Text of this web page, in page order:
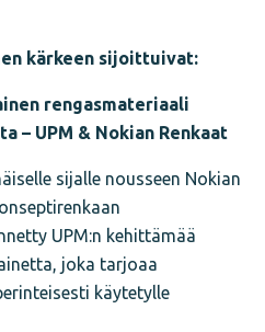
kärkeen sijoittuivat:
rengasmateriaali
– UPM & Nokian Renkaat
sijalle nousseen Nokian
UPM:n kehittämää
joka tarjoaa
käytetylle